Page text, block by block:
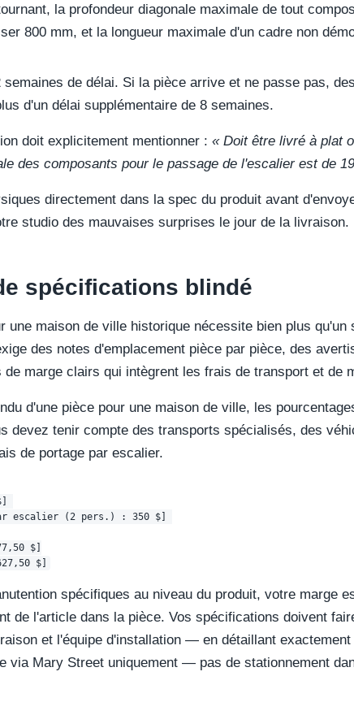
la profondeur diagonale maximale de tout
800 mm, et la longueur maximale d'un cadre non
semaines de délai. Si la pièce arrive et ne passe pas,
d'un délai supplémentaire de 8 semaines.
doit explicitement mentionner : « Doit être livré à plat
des composants pour le passage de l'escalier est de
directement dans la spec du produit avant
studio des mauvaises surprises le jour de la livraison.
spécifications blindé
une maison de ville historique nécessite bien plus qu'un
des notes d'emplacement pièce par pièce, des
marge clairs qui intègrent les frais de transport et de
d'une pièce pour une maison de ville, les
devez tenir compte des transports spécialisés, des
de portage par escalier.
escalier (2 pers.) : 350 $]
$]
spécifiques au niveau du produit, votre marge
de l'article dans la pièce. Vos spécifications doivent
et l'équipe d'installation — en détaillant
via Mary Street uniquement — pas de stationnement